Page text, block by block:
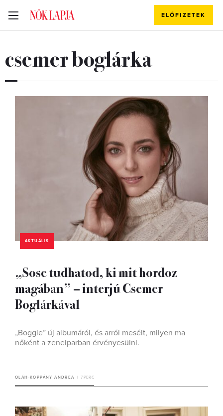
ELŐFIZETEK
csemer boglárka
AKTUÁLIS
„Sose tudhatod, ki mit hordoz
magában” – interjú Csemer
Boglárkával
„Boggie” új albumáról, és arról mesélt, milyen ma
nőként a zeneiparban érvényesülni.
OLÁH-KOPPÁNY ANDREA 7 PERC